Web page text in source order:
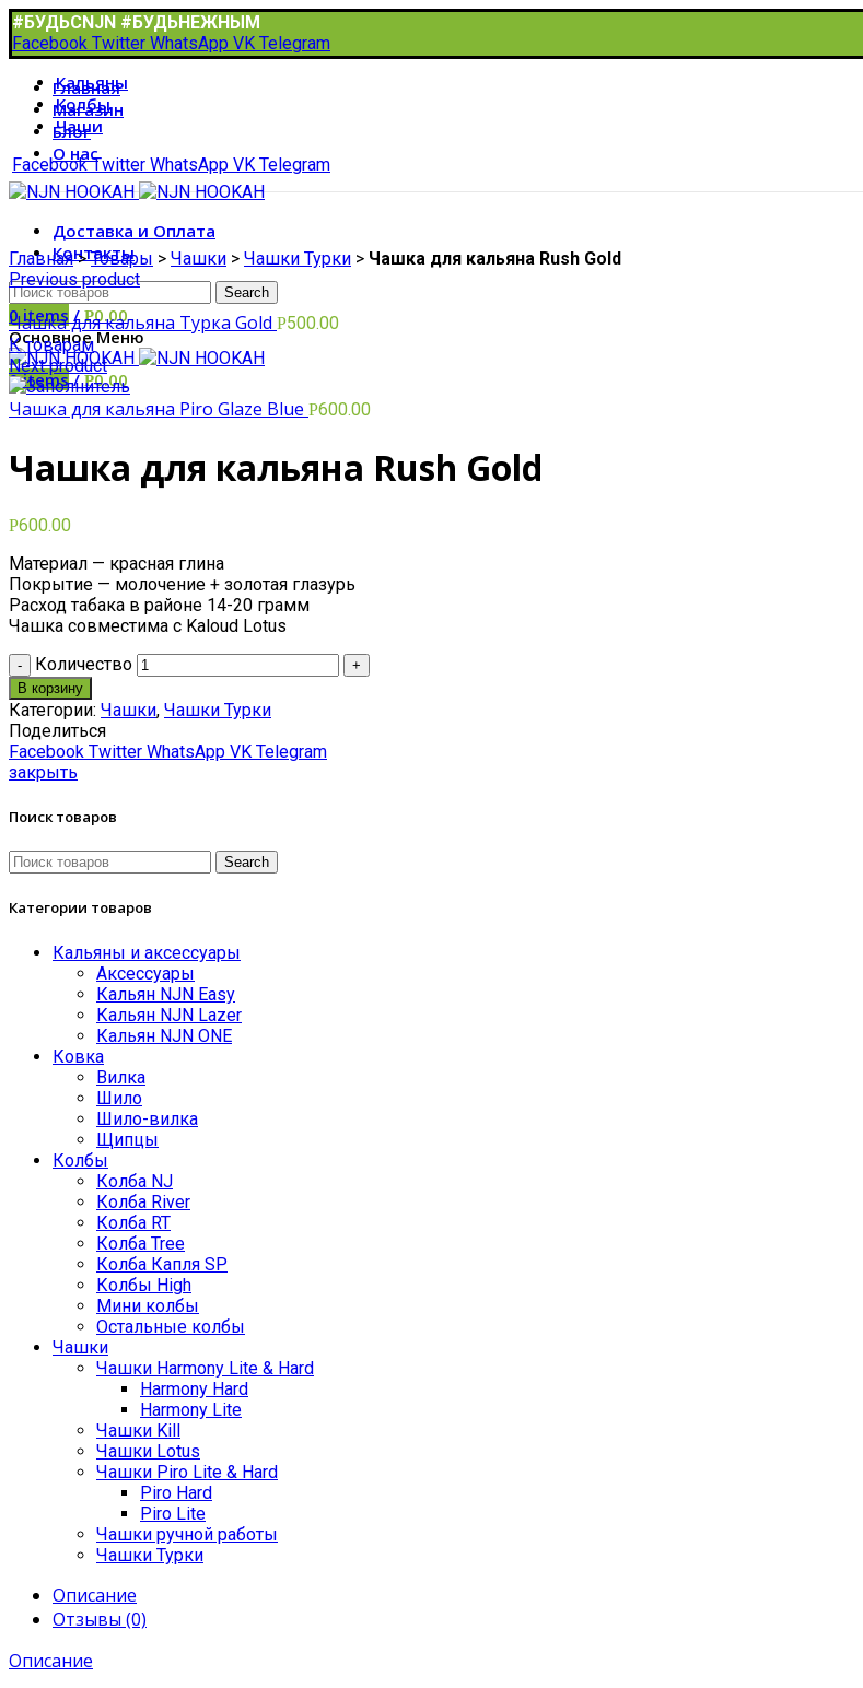
#БУДЬСNJN #БУДЬНЕЖНЫМ
Facebook Twitter WhatsApp VK Telegram
Кальяны
Колбы
Чаши
Facebook Twitter WhatsApp VK Telegram
Главная
Магазин
Блог
О нас
Доставка и Оплата
Контакты
Search
0 items / Р0.00
Основное Меню
0items / Р0.00
Главная>Товары > Чашки > Чашки Турки > Чашка для кальяна Rush Gold
Previous product
Чашка для кальяна Турка Gold Р500.00
К товарам
Next product
Чашка для кальяна Piro Glaze Blue Р600.00
Чашка для кальяна Rush Gold
Р600.00
Материал — красная глина
Покрытие — молочение + золотая глазурь
Расход табака в районе 14-20 грамм
Чашка совместима с Kaloud Lotus
Количество
В корзину
Категории: Чашки, Чашки Турки
Поделиться
Facebook Twitter WhatsApp VK Telegram
закрыть
Поиск товаров
Search
Категории товаров
Кальяны и аксессуары
Аксессуары
Кальян NJN Easy
Кальян NJN Lazer
Кальян NJN ONE
Ковка
Вилка
Шило
Шило-вилка
Щипцы
Колбы
Колба NJ
Колба River
Колба RT
Колба Tree
Колба Капля SP
Колбы High
Мини колбы
Остальные колбы
Чашки
Чашки Harmony Lite & Hard
Harmony Hard
Harmony Lite
Чашки Kill
Чашки Lotus
Чашки Piro Lite & Hard
Piro Hard
Piro Lite
Чашки ручной работы
Чашки Турки
Описание
Отзывы (0)
Описание